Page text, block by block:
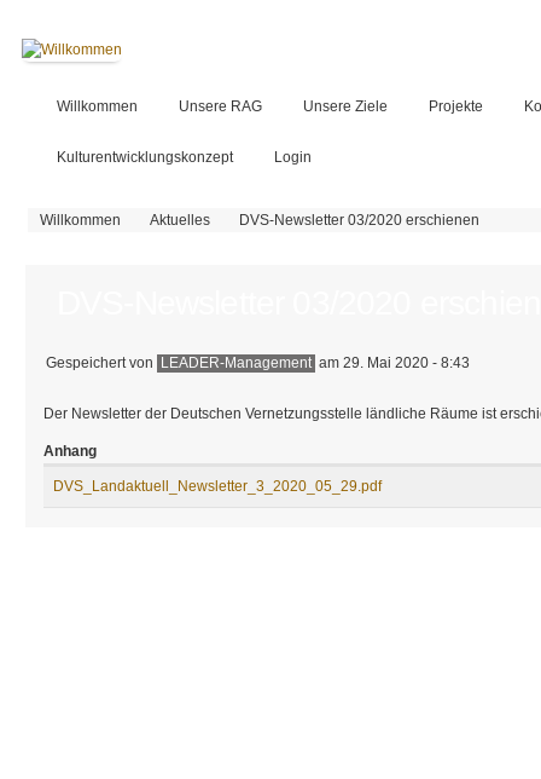
Willkommen Unsere RAG Unsere Ziele Projekte
Kulturentwicklungskonzept Login
Sie sind hier
Willkommen Aktuelles DVS-Newsletter 03/2020 erschienen
Gespeichert von LEADER-Management am 29. Mai 2020 - 8:43
Der Newsletter der Deutschen Vernetzungsstelle ländliche Räume ist
Anhang
DVS_Landaktuell_Newsletter_3_2020_05_29.pdf